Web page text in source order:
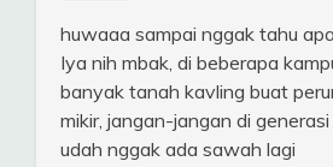
huwaaa sampai nggak tahu
Iya nih mbak, di beberapa
banyak tanah kavling buat
mikir, jangan-jangan di
udah nggak ada sawah lagi